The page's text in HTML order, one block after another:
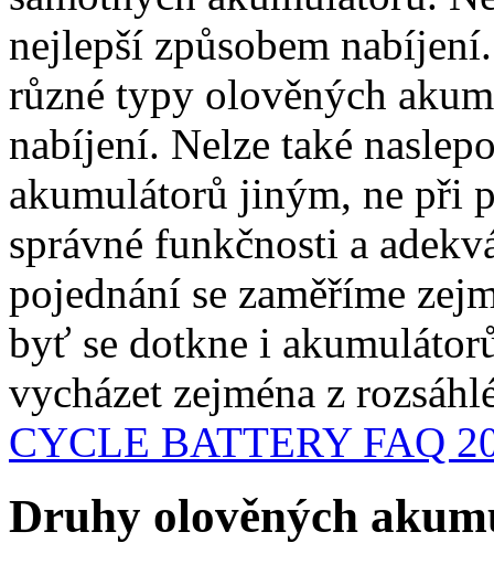
nejlepší způsobem
různé typy olověných
nabíjení. Nelze také
akumulátorů jiným, ne při
správné funkčnosti a
pojednání se zaměříme
byť se dotkne i
vycházet zejména z
CYCLE BATTERY FAQ
Druhy olověných